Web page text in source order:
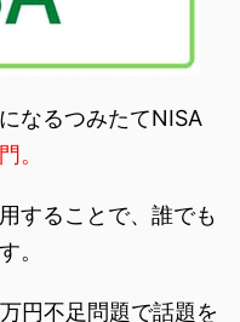
なるつみたてNISA
。
することで、誰でも
。
円不足問題で話題を